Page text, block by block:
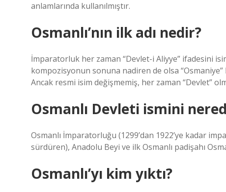
anlamlarında kullanılmıştır.
Osmanlı’nın ilk adı nedir?
İmparatorluk her zaman “Devlet-i Aliyye” ifadesini
kompozisyonun sonuna nadiren de olsa
Ancak resmi isim değişmemiş, her zaman “Devlet”
Osmanlı Devleti ismini
Osmanlı İmparatorluğu (1299’dan 1922’ye kadar
sürdüren), Anadolu Beyi ve ilk Osmanlı padişahı
Osmanlı’yı kim yıktı?